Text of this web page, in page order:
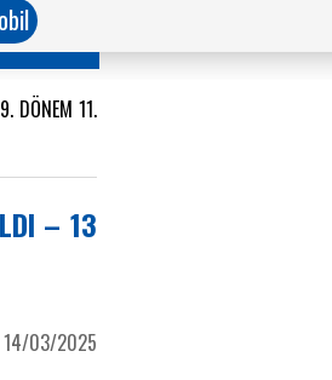
DÖNEM 11.
– 13
14/03/2025